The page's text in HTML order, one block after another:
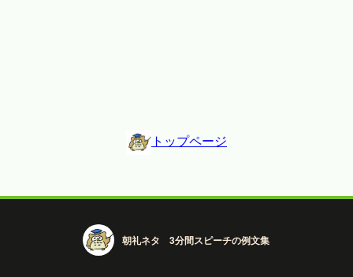
トップページ
朝礼ネタ 3分間スピーチの例文集